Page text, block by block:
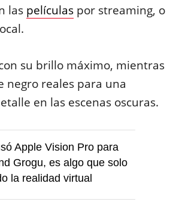
las películaspor streaming, o
su brillo máximo, mientras
negro reales para una
en las escenas oscuras.
Apple Vision Pro para
Grogu, es algo que solo
la realidad virtual